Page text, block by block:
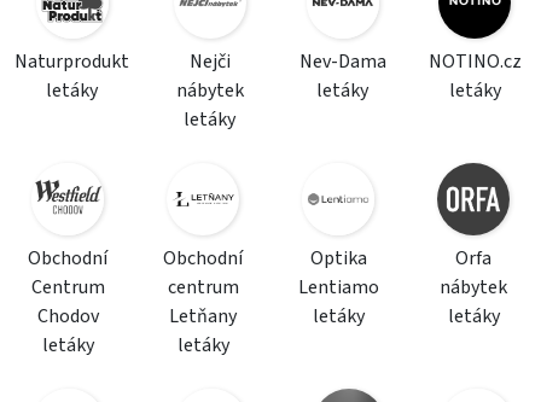
Naturprodukt
letáky
Nejči
nábytek
letáky
Nev-Dama
letáky
NOTINO.cz
letáky
Obchodní
Centrum
Chodov
letáky
Obchodní
centrum
Letňany
letáky
Optika
Lentiamo
letáky
Orfa
nábytek
letáky